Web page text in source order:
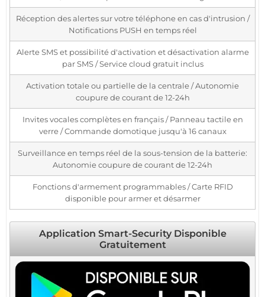
Réception des alertes sur votre téléphone en cas d'intrusion /
Notifications PUSH en temps réel
Alerte SMS et possibilité d'activation et désactivation alarme
par SMS / Service cloud gratuit inclus
Activation totale ou partielle de la centrale / Autonomie
coupure de courant de 12-24h
Invites vocales complètes en français / Panneau tactile en
verre / Commande domotique jusqu'à 16 canaux
Surveillance en temps réel de la sous-tension de la batterie:
Autonomie coupure de courant de 12-24h
Fonctions d'armement programmables / Carte RFID
disponible pour armer et désarmer
Application Smart-Security Disponible
Gratuitement